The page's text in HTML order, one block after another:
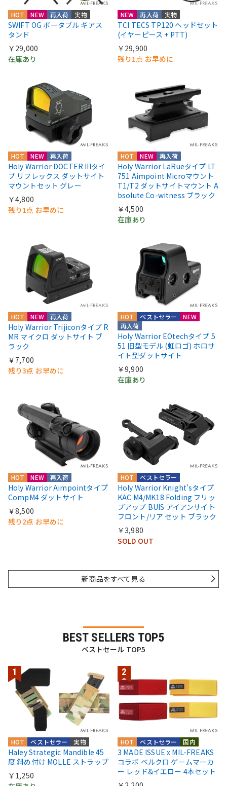
HOT NEW 再入荷 実物
SWIFT OG ポータブル ギアス
タンド
￥29,000
在庫あり
NEW 再入荷 実物
TCI TECS TP120 ヘッドセット
(イヤーピース + PTT)
￥29,900
残り1点 お早めに
HOT NEW 再入荷
Holy Warrior DOCTER IIIタイ
プ リフレックス ダットサイト
マウントセット グレー
￥4,800
残り1点 お早めに
HOT NEW 再入荷
Holy Warrior LaRueタイプ LT
751 Aimpoint Microマウント
T1/T2 ダットサイトマウント A
bsolute Co-witness ブラック
￥4,500
在庫あり
HOT NEW 再入荷
Holy Warrior Trijiconタイプ R
MR マイクロ ダットサイト ブ
ラック
￥7,700
残り3点 お早めに
HOT
NEW
再入荷
ベストセラー
Holy Warrior EOtechタイプ 5
51 旧型モデル (虹ロゴ) ホロサ
イト型ダットサイト
￥9,900
在庫あり
HOT NEW 再入荷
Holy Warrior Aimpointタイプ
CompM4 ダットサイト
￥8,500
残り2点 お早めに
HOT ベストセラー
Holy Warrior Knight'sタイプ
KAC M4/MK18 Folding フリッ
プアップ BUIS アイアンサイト
フロント/リア セット ブラック
￥3,980
SOLD OUT
新商品をすべて見る
BEST SELLERS TOP5
ベストセール TOP5
実物
ベストセラー
HOT
Haley Strategic Mandible 45
度 斜め付け MOLLE ストラップ
￥1,250
国内
ベストセラー
HOT
3 MADE ISSUE x MIL-FREAKS
コラボ ベルクロ ゲームマーカ
ー レッド&イエロー 4本セット